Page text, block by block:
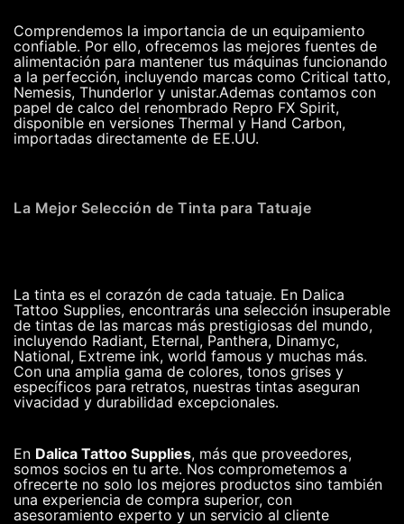
Comprendemos la importancia de un equipamiento
confiable. Por ello, ofrecemos las mejores fuentes de
alimentación para mantener tus máquinas funcionando
a la perfección, incluyendo marcas como Critical tatto,
Nemesis, Thunderlor y unistar.Ademas contamos con
papel de calco del renombrado Repro FX Spirit,
disponible en versiones Thermal y Hand Carbon,
importadas directamente de EE.UU.
La Mejor Selección de Tinta para Tatuaje
La tinta es el corazón de cada tatuaje. En Dalica
Tattoo Supplies, encontrarás una selección insuperable
de tintas de las marcas más prestigiosas del mundo,
incluyendo Radiant, Eternal, Panthera, Dinamyc,
National, Extreme ink, world famous y muchas más.
Con una amplia gama de colores, tonos grises y
específicos para retratos, nuestras tintas aseguran
vivacidad y durabilidad excepcionales.
En Dalica Tattoo Supplies, más que proveedores,
somos socios en tu arte. Nos comprometemos a
ofrecerte no solo los mejores productos sino también
una experiencia de compra superior, con
asesoramiento experto y un servicio al cliente